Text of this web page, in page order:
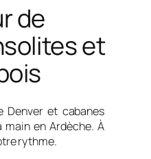
de
et
Denver et cabanes
en Ardèche. À
rythme.